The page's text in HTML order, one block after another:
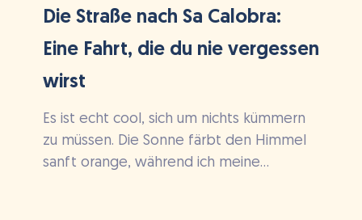
Die Straße nach Sa Calobra:
Eine Fahrt, die du nie vergessen
wirst
Es ist echt cool, sich um nichts kümmern
zu müssen. Die Sonne färbt den Himmel
sanft orange, während ich meine...